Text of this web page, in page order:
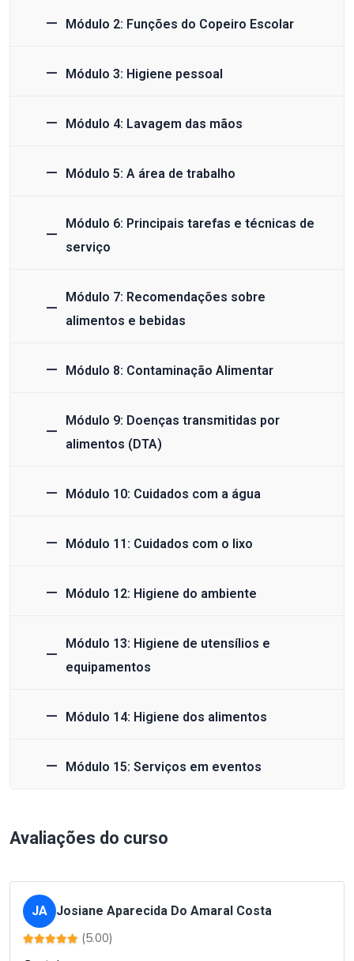
Módulo 2: Funções do Copeiro Escolar
Módulo 3: Higiene pessoal
Módulo 4: Lavagem das mãos
Módulo 5: A área de trabalho
Módulo 6: Principais tarefas e técnicas de
serviço
Módulo 7: Recomendações sobre
alimentos e bebidas
Módulo 8: Contaminação Alimentar
Módulo 9: Doenças transmitidas por
alimentos (DTA)
Módulo 10: Cuidados com a água
Módulo 11: Cuidados com o lixo
Módulo 12: Higiene do ambiente
Módulo 13: Higiene de utensílios e
equipamentos
Módulo 14: Higiene dos alimentos
Módulo 15: Serviços em eventos
Avaliações do curso
JA Josiane Aparecida Do Amaral Costa
(5.00)